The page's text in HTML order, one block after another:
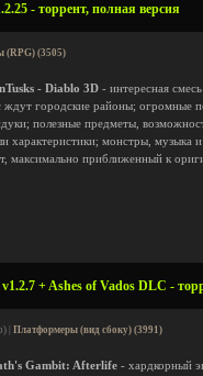
- торрент, полная версия
(RPG) (3505)
- Diablo 3D - интересная смесь
ждут городские районы; огромные
полезные предметы,
характеристики; монстры, музыка
максимально приближенный к
+ Ashes of Vados DLC -
| Платформеры (вид сбоку) (3991)
Gambit: Afterlife - хардкорный